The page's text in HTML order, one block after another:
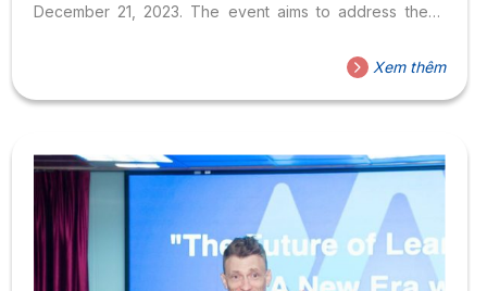
December 21, 2023. The event aims to address these
Xem thêm